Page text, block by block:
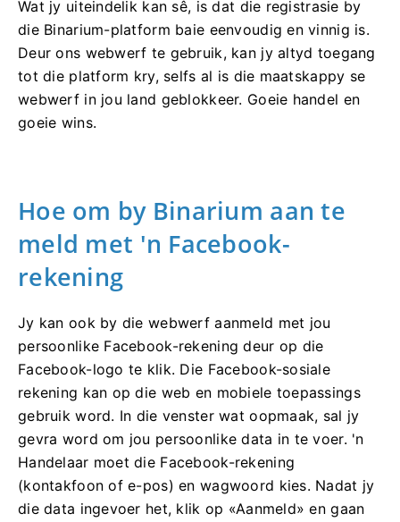
Wat jy uiteindelik kan sê, is dat die registrasie by
die Binarium-platform baie eenvoudig en vinnig is.
Deur ons webwerf te gebruik, kan jy altyd toegang
tot die platform kry, selfs al is die maatskappy se
webwerf in jou land geblokkeer. Goeie handel en
goeie wins.
Hoe om by Binarium aan te
meld met 'n Facebook-
rekening
Jy kan ook by die webwerf aanmeld met jou
persoonlike Facebook-rekening deur op die
Facebook-logo te klik. Die Facebook-sosiale
rekening kan op die web en mobiele toepassings
gebruik word. In die venster wat oopmaak, sal jy
gevra word om jou persoonlike data in te voer. 'n
Handelaar moet die Facebook-rekening
(kontakfoon of e-pos) en wagwoord kies. Nadat jy
die data ingevoer het, klik op «Aanmeld» en gaan